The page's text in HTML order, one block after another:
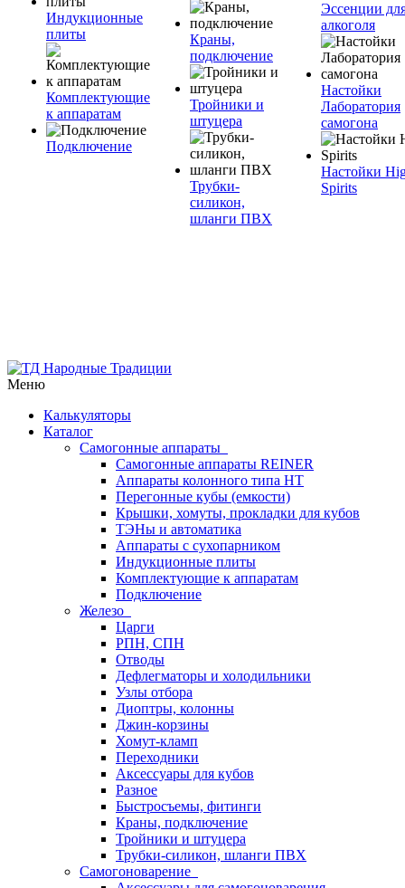
Индукционные
плиты
Комплектующие
к аппаратам
Подключение
Краны,
подключение
Тройники и
штуцера
Трубки-
силикон,
шланги ПВХ
Эссенции
алкоголя
Настойки
Лаборатория
самогона
Настойки
Spirits
Меню
Калькуляторы
Каталог
Самогонные аппараты
Самогонные аппараты REINER
Аппараты колонного типа НТ
Перегонные кубы (емкости)
Крышки, хомуты, прокладки для кубов
ТЭНы и автоматика
Аппараты с сухопарником
Индукционные плиты
Комплектующие к аппаратам
Подключение
Железо
Царги
РПН, СПН
Отводы
Дефлегматоры и холодильники
Узлы отбора
Диоптры, колонны
Джин-корзины
Хомут-кламп
Переходники
Аксессуары для кубов
Разное
Быстросъемы, фитинги
Краны, подключение
Тройники и штуцера
Трубки-силикон, шланги ПВХ
Самогоноварение